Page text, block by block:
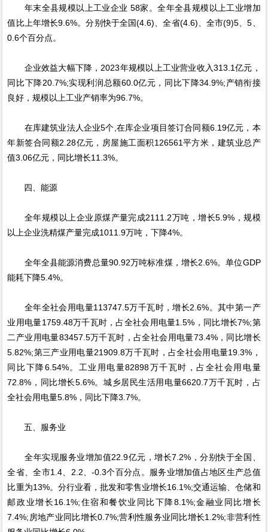
年末全县规模以上工业企业 58家。全年全县规模以上工业增加
值比上年增长9.6%。分别快于全国(4.6)、全省(4.6)、全市(9)5、5、
0.6个百分点。
企业效益大幅下降，2023年规模以上工业营业收入313.1亿元，
同比下降20.7%;实现利润总额60.0亿元，同比下降34.9%;产销衔接
良好，规模以上工业产销率为96.7%。
在库建筑业法人企业5个,在库企业项目签订合同额6.19亿元，本
年新签合同额2.28亿元，房屋施工面积126561平方米，建筑业总产
值3.06亿元，同比增长11.3%。
四、能源
全年规模以上企业原煤产量完成2111.2万吨，增长5.9%，规模
以上企业洗精煤产量完成1011.9万吨，下降4%。
全年全县能源消费总量90.92万吨标准煤，增长2.6%。单位GDP
能耗下降5.4%。
全年全社会用电量113747.5万千瓦时，增长2.6%。其中第一产
业用电量1759.48万千瓦时，占全社会用电量1.5%，同比增长7%;第
二产业用电量83457.5万千瓦时，占全社会用电量73.4%，同比增长
5.82%;第三产业用电量21909.8万千瓦时，占全社会用电量19.3%，
同比下降6.54%。工业用电量82898万千瓦时，占全社会用电量
72.8%，同比增长5.6%。城乡居民生活用电量6620.7万千瓦时，占
全社会用电量5.8%，同比下降3.7%。
五、服务业
全年实现服务业增加值22.9亿元，增长7.2%，分别快于全国、
全省、全市1.4、2.2、-0.3个百分点。服务业增加值占地区生产总值
比重为13%。分行业看，批发和零售业增长16.1%;交通运输、仓储和
邮政业增长16.1%;住宿和餐饮业同比下降8.1%;金融业同比增长
7.4%;房地产业同比增长0.7%;营利性服务业同比增长1.2%;非营利性